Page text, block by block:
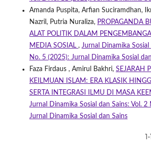
Amanda Puspita, Arfian Suciramdhan,
Nazril, Putria Nuraliza, PROPAGANDA
ALAT POLITIK DALAM
MEDIA SOSIAL , Jurnal Dinamika Sosial
No. 5 (2025): Jurnal Dinamika Sosial
Faza Firdaus , Amirul Bakhri, SEJARAH
KEILMUAN ISLAM: ERA KLASIK
SERTA INTEGRASI ILMU DI MASA
Jurnal Dinamika Sosial dan Sains: Vol. 2
Jurnal Dinamika Sosial dan Sains